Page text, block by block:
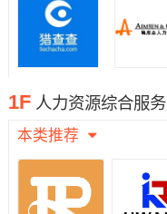
1F 人力资源综合服务
本类推荐